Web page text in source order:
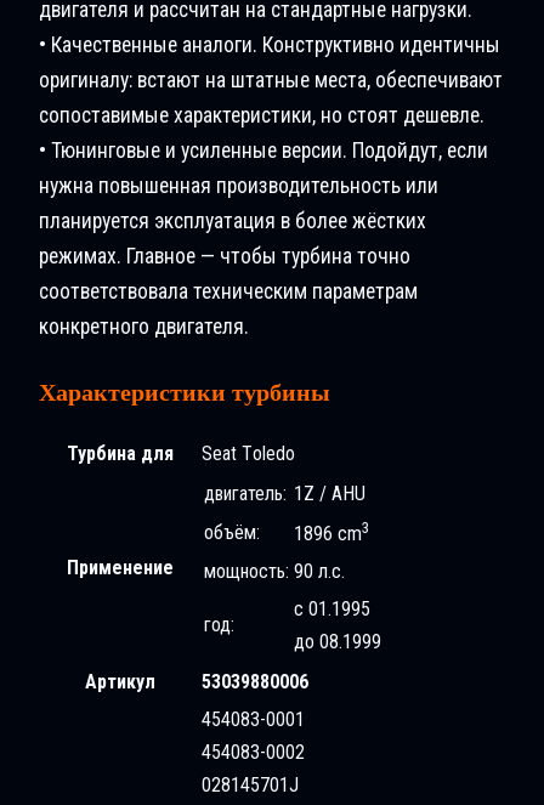
двигателя и рассчитан на стандартные нагрузки.
• Качественные аналоги. Конструктивно идентичны
оригиналу: встают на штатные места, обеспечивают
сопоставимые характеристики, но стоят дешевле.
• Тюнинговые и усиленные версии. Подойдут, если
нужна повышенная производительность или
планируется эксплуатация в более жёстких
режимах. Главное — чтобы турбина точно
соответствовала техническим параметрам
конкретного двигателя.
Характеристики турбины
Турбина для Seat Tоledo
Применение
двигатель: 1Z / AHU
объём:
1896 cm3
мощность: 90 л.с.
год:
с 01.1995
до 08.1999
Артикул
53039880006
454083-0001
454083-0002
028145701J